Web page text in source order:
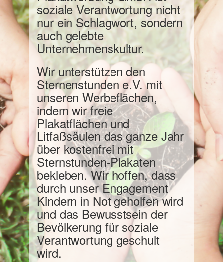
soziale Verantwortung nicht
nur ein Schlagwort, sondern
auch gelebte
Unternehmenskultur.
Wir unterstützen den
Sternenstunden e.V. mit
unseren Werbeflächen,
indem wir freie
Plakatflächen und
Litfaßsäulen das ganze Jahr
über kostenfrei mit
Sternstunden-Plakaten
bekleben. Wir hoffen, dass
durch unser Engagement
Kindern in Not geholfen wird
und das Bewusstsein der
Bevölkerung für soziale
Verantwortung geschult
wird.